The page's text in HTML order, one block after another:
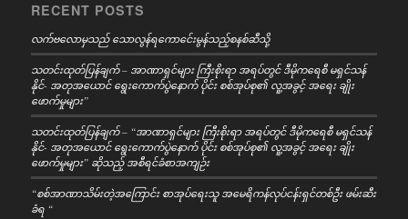
RECENT POSTS
လက်ဗလောမှသည် သောလွန်ရကောင်ေးမွန်သည့်စနစ်ဆီသို့
သတင်းထုတ်ပြန်ချက် – အာဏာရှင်များ ကြီးစိုးရာ အရပ်တွင် ဒီမိုကရေစီ မရှင်သန်
နိုင်- အတုအယောင် ရွေးကောက်ပွဲနောက် ပိုင်း စစ်အုပ်စု၏ လူ့အခွင့် အရေး ချိုး
ဖောက်မှုများ”
သတင်းထုတ်ပြန်ချက် – “အာဏာရှင်များ ကြီးစိုးရာ အရပ်တွင် ဒီမိုကရေစီ မရှင်သန်
နိုင်- အတုအယောင် ရွေးကောက်ပွဲနောက် ပိုင်း စစ်အုပ်စု၏ လူ့အခွင့် အရေး ချိုး
ဖောက်မှုများ” ဆိုသည့် အစီရင်ခံစာအကျဉ်း
“စစ်အာဏာသိမ်းတဲ့အကြောင်း စာအုပ်ရေးသူ အမေရိကန်လုပ်ငန်းရှင်တစ်ဦး ဖမ်းဆီး
ခံရ “